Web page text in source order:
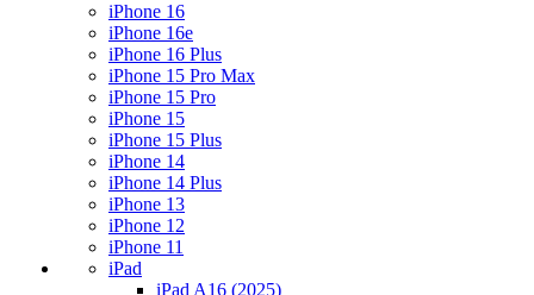
iPhone 16
iPhone 16e
iPhone 16 Plus
iPhone 15 Pro Max
iPhone 15 Pro
iPhone 15
iPhone 15 Plus
iPhone 14
iPhone 14 Plus
iPhone 13
iPhone 12
iPhone 11
iPad
iPad A16 (2025)